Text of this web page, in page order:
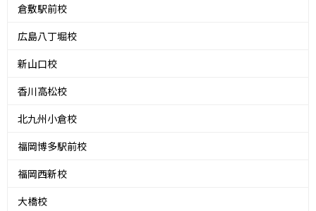
倉敷駅前校
広島八丁堀校
新山口校
香川高松校
北九州小倉校
福岡博多駅前校
福岡西新校
大橋校